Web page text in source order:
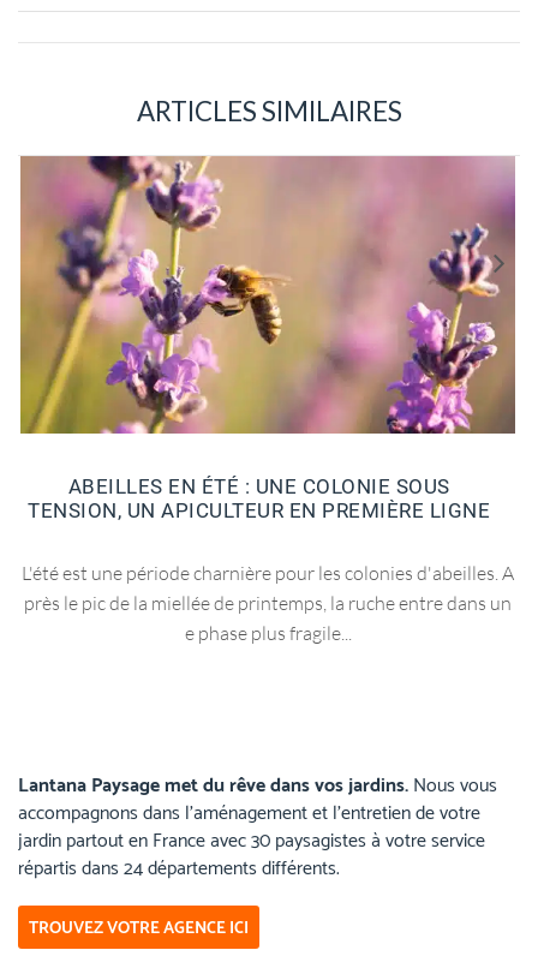
ARTICLES SIMILAIRES
ABEILLES EN ÉTÉ : UNE COLONIE SOUS
TENSION, UN APICULTEUR EN PREMIÈRE LIGNE
L'été est une période charnière pour les colonies d'abeilles. A
près le pic de la miellée de printemps, la ruche entre dans un
e phase plus fragile...
Lantana Paysage met du rêve dans vos jardins.Nous vous
accompagnons dans l’aménagement et l’entretien de votre
jardin partout en France avec 30 paysagistes à votre service
répartis dans 24 départements différents.
TROUVEZ VOTRE AGENCE ICI